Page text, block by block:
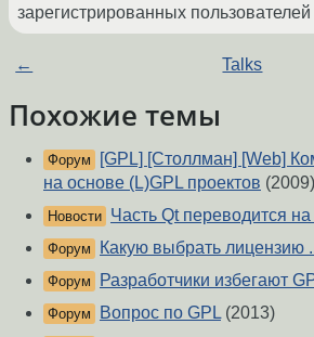
зарегистрированных
← Talks
Похожие темы
Форум
[GPL] [Столлман] [Web]
на основе (L)GPL проектов (2009)
Новости Часть Qt переводится
Форум Какую выбрать лицензию
Форум Разработчики избегают
Форум Вопрос по GPL (2013)